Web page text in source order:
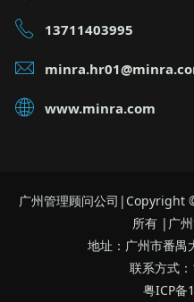
13711403995
www.minra.com
广州管理顾问公司|Copyright
所有 |广
地址：广州市番禺
联系方式
粤ICP备